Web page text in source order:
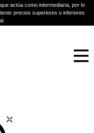
actúa como intermediaria, por lo
precios superiores o inferiores